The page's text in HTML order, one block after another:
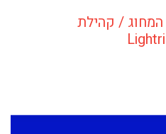
/ קהילת